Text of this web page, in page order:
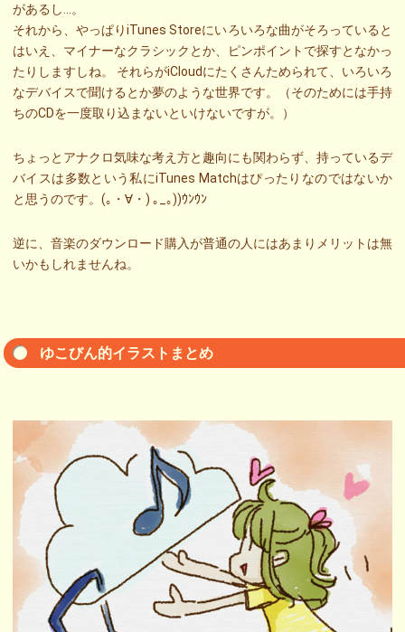
があるし…。
それから、やっぱりiTunes Storeにいろいろな曲がそろっていると
はいえ、マイナーなクラシックとか、ピンポイントで探すとなかっ
たりしますしね。 それらがiCloudにたくさんためられて、いろいろ
なデバイスで聞けるとか夢のような世界です。（そのためには手持
ちのCDを一度取り込まないといけないですが。）
ちょっとアナクロ気味な考え方と趣向にも関わらず、持っているデ
バイスは多数という私にiTunes Matchはぴったりなのではないか
と思うのです。(｡・∀・) ｡_｡))ｳﾝｳﾝ
逆に、音楽のダウンロード購入が普通の人にはあまりメリットは無
いかもしれませんね。
ゆこびん的イラストまとめ